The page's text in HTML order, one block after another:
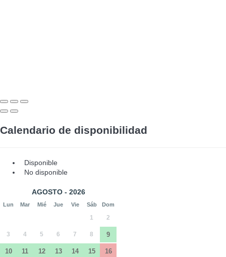
Calendario de disponibilidad
Disponible
No disponible
AGOSTO - 2026
Lun Mar Mié Jue Vie Sáb Dom
1 2
3 4 5 6 7 8 9
10 11 12 13 14 15 16